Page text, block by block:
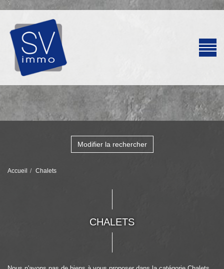
Modifier la rechercher
Accueil Chalets
CHALETS